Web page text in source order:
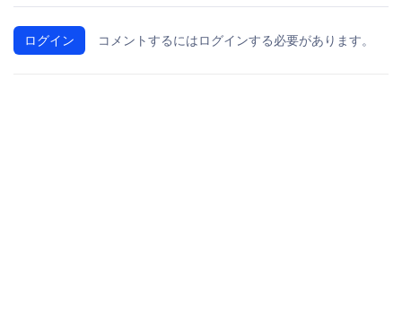
ログイン コメントするにはログインする必要があります。